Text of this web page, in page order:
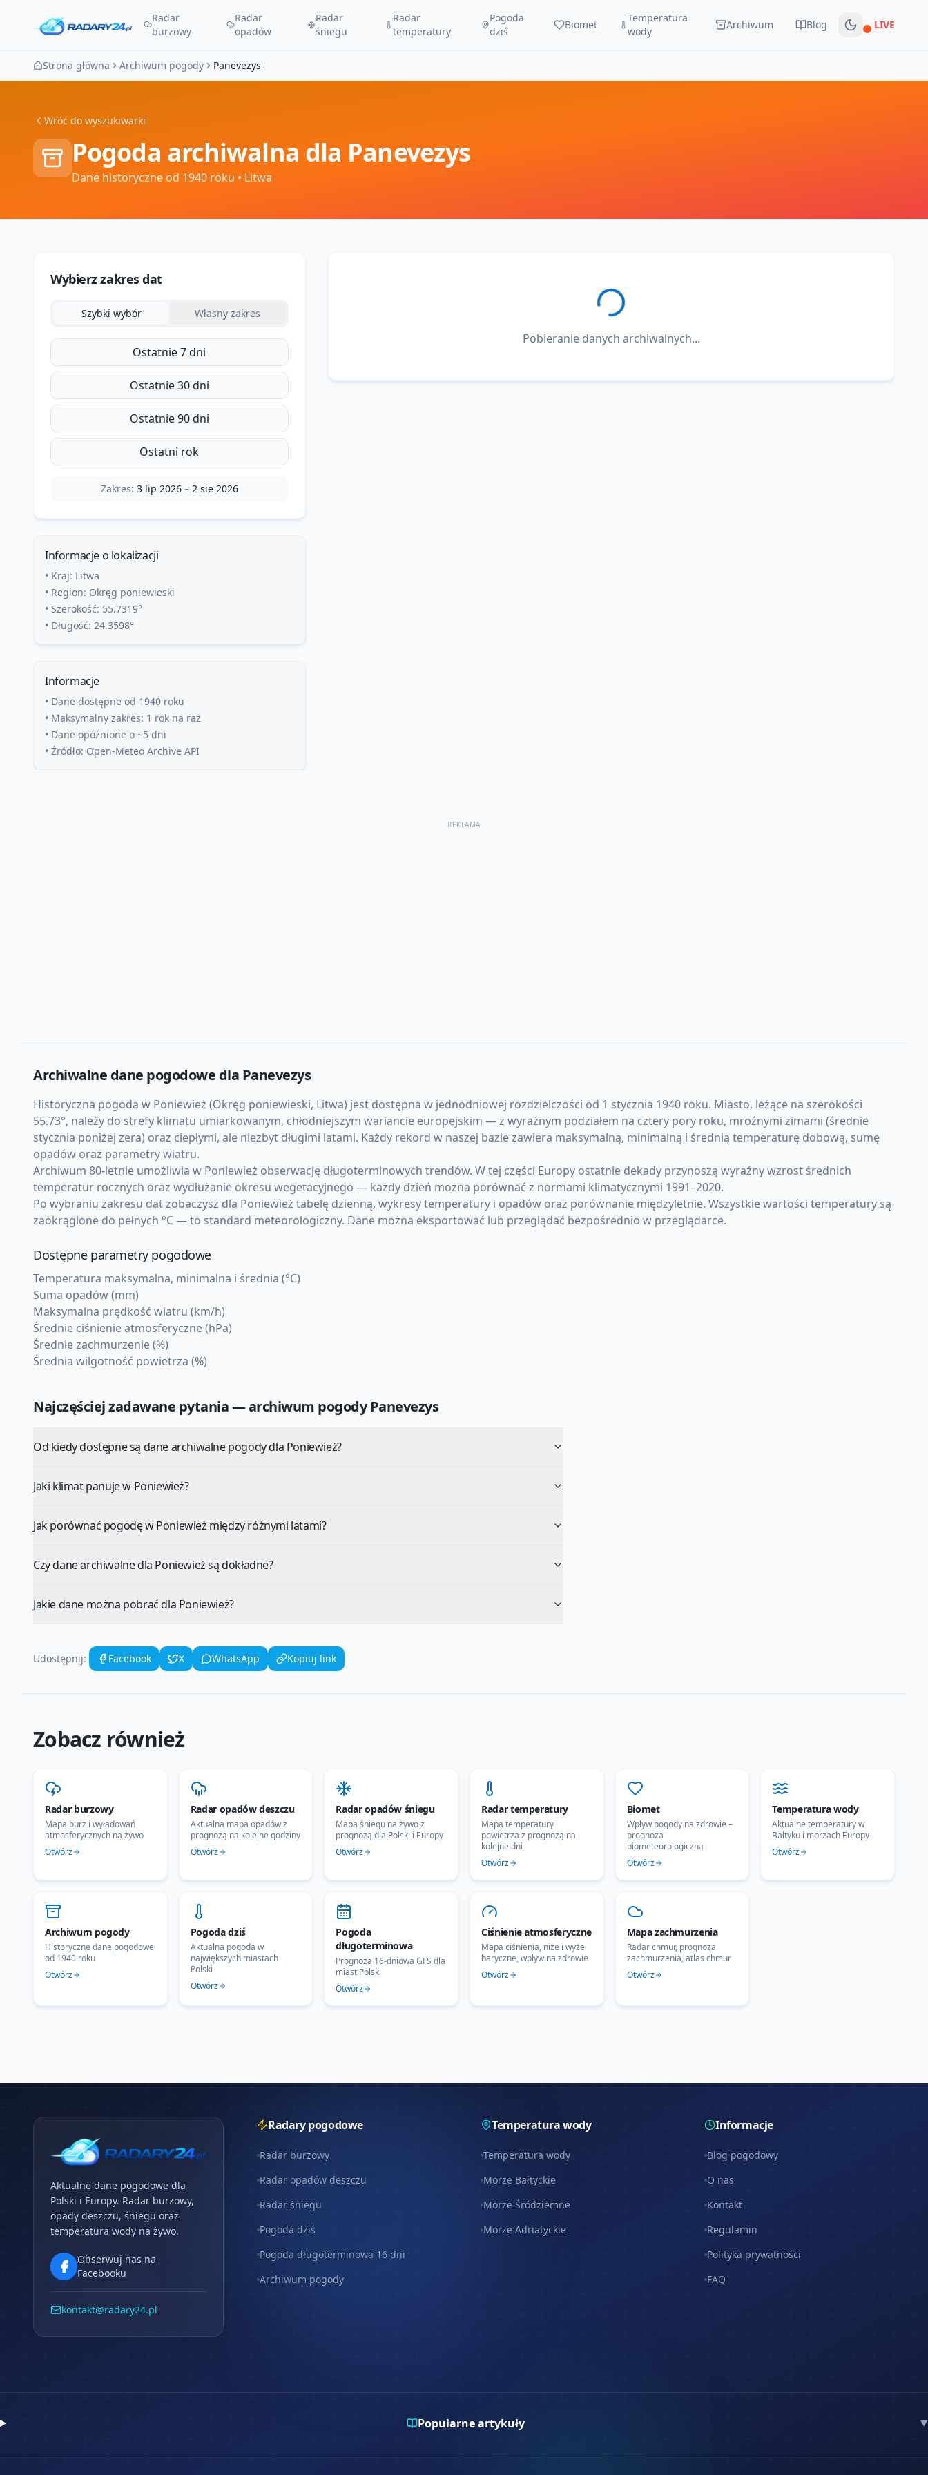
Radar
burzowy
Radar
opadów
Radar
śniegu
Radar
temperatury
Pogoda
dziś
Biomet
Temperatura
wody
Archiwum Blog Na żywo
LIVE
Strona główna Archiwum pogody Panevezys
Wróć do wyszukiwarki
Pogoda archiwalna dla Panevezys
Dane historyczne od 1940 roku • Litwa
Wybierz zakres dat
Szybki wybór Własny zakres
Ostatnie 7 dni
Ostatnie 30 dni
Ostatnie 90 dni
Ostatni rok
Zakres: 3 lip 2026– 2 sie 2026
Informacje o lokalizacji
• Kraj: Litwa
• Region: Okręg poniewieski
• Szerokość: 55.7319°
• Długość: 24.3598°
Informacje
• Dane dostępne od 1940 roku
• Maksymalny zakres: 1 rok na raz
• Dane opóźnione o ~5 dni
• Źródło: Open-Meteo Archive API
Pobieranie danych archiwalnych...
REKLAMA
Archiwalne dane pogodowe dla Panevezys
Historyczna pogoda w Poniewież (Okręg poniewieski, Litwa) jest dostępna w jednodniowej rozdzielczości od 1 stycznia 1940 roku. Miasto, leżące na szerokości
55.73°, należy do strefy klimatu umiarkowanym, chłodniejszym wariancie europejskim — z wyraźnym podziałem na cztery pory roku, mroźnymi zimami (średnie
stycznia poniżej zera) oraz ciepłymi, ale niezbyt długimi latami. Każdy rekord w naszej bazie zawiera maksymalną, minimalną i średnią temperaturę dobową, sumę
opadów oraz parametry wiatru.
Archiwum 80-letnie umożliwia w Poniewież obserwację długoterminowych trendów. W tej części Europy ostatnie dekady przynoszą wyraźny wzrost średnich
temperatur rocznych oraz wydłużanie okresu wegetacyjnego — każdy dzień można porównać z normami klimatycznymi 1991–2020.
Po wybraniu zakresu dat zobaczysz dla Poniewież tabelę dzienną, wykresy temperatury i opadów oraz porównanie międzyletnie. Wszystkie wartości temperatury są
zaokrąglone do pełnych °C — to standard meteorologiczny. Dane można eksportować lub przeglądać bezpośrednio w przeglądarce.
Dostępne parametry pogodowe
Temperatura maksymalna, minimalna i średnia (°C)
Suma opadów (mm)
Maksymalna prędkość wiatru (km/h)
Średnie ciśnienie atmosferyczne (hPa)
Średnie zachmurzenie (%)
Średnia wilgotność powietrza (%)
Najczęściej zadawane pytania — archiwum pogodyPanevezys
Od kiedy dostępne są dane archiwalne pogody dla Poniewież?
Jaki klimat panuje w Poniewież?
Jak porównać pogodę w Poniewież między różnymi latami?
Czy dane archiwalne dla Poniewież są dokładne?
Jakie dane można pobrać dla Poniewież?
Udostępnij: Facebook X WhatsApp Kopiuj link
Zobacz również
Radar burzowy
Mapa burz i wyładowań
atmosferycznych na żywo
Otwórz
Radar opadów deszczu
Aktualna mapa opadów z
prognozą na kolejne godziny
Otwórz
Radar opadów śniegu
Mapa śniegu na żywo z
prognozą dla Polski i Europy
Otwórz
Radar temperatury
Mapa temperatury
powietrza z prognozą na
kolejne dni
Otwórz
Biomet
Wpływ pogody na zdrowie –
prognoza
biometeorologiczna
Otwórz
Temperatura wody
Aktualne temperatury w
Bałtyku i morzach Europy
Otwórz
Archiwum pogody
Historyczne dane pogodowe
od 1940 roku
Otwórz
Pogoda dziś
Aktualna pogoda w
największych miastach
Polski
Otwórz
Pogoda
długoterminowa
Prognoza 16-dniowa GFS dla
miast Polski
Otwórz
Ciśnienie atmosferyczne
Mapa ciśnienia, niże i wyże
baryczne, wpływ na zdrowie
Otwórz
Mapa zachmurzenia
Radar chmur, prognoza
zachmurzenia, atlas chmur
Otwórz
Aktualne dane pogodowe dla
Polski i Europy. Radar burzowy,
opady deszczu, śniegu oraz
temperatura wody na żywo.
Obserwuj nas na
Facebooku
kontakt@radary24.pl
Radary pogodowe
Radar burzowy
Radar opadów deszczu
Radar śniegu
Pogoda dziś
Pogoda długoterminowa 16 dni
Archiwum pogody
Temperatura wody
Temperatura wody
Morze Bałtyckie
Morze Śródziemne
Morze Adriatyckie
Informacje
Blog pogodowy
O nas
Kontakt
Regulamin
Polityka prywatności
FAQ
Popularne artykuły ▼